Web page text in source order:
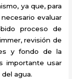
ya que, para
evaluar
proceso de
revisión de
y fondo de la
importante usar
agua.